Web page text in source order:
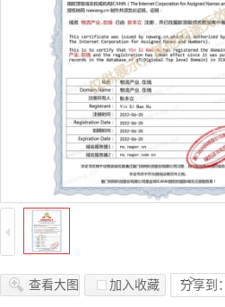
查看大图 加入收藏 分享到：
-->